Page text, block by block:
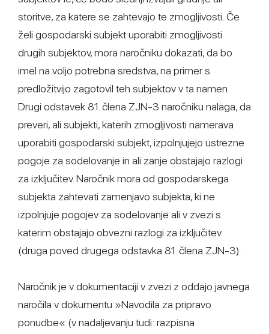
storitve, za katere se zahtevajo te zmogljivosti. Če
želi gospodarski subjekt uporabiti zmogljivosti
drugih subjektov, mora naročniku dokazati, da bo
imel na voljo potrebna sredstva, na primer s
predložitvijo zagotovil teh subjektov v ta namen.
Drugi odstavek 81. člena ZJN-3 naročniku nalaga, da
preveri, ali subjekti, katerih zmogljivosti namerava
uporabiti gospodarski subjekt, izpolnjujejo ustrezne
pogoje za sodelovanje in ali zanje obstajajo razlogi
za izključitev. Naročnik mora od gospodarskega
subjekta zahtevati zamenjavo subjekta, ki ne
izpolnjuje pogojev za sodelovanje ali v zvezi s
katerim obstajajo obvezni razlogi za izključitev
(druga poved drugega odstavka 81. člena ZJN-3).
Naročnik je v dokumentaciji v zvezi z oddajo javnega
naročila v dokumentu »Navodila za pripravo
ponudbe« (v nadaljevanju tudi: razpisna